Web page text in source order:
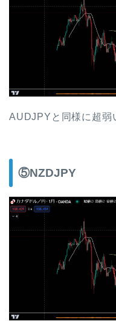
AUDJPYと同様に超弱
⑤NZDJPY